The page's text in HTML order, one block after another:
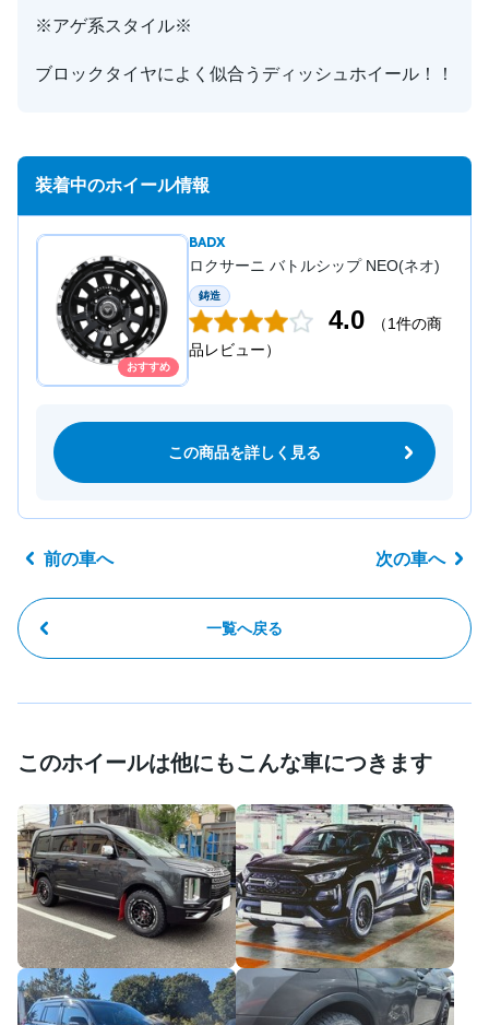
※アゲ系スタイル※
ブロックタイヤによく似合うディッシュホイール！！
装着中のホイール情報
おすすめ
BADX
ロクサーニ バトルシップ NEO(ネオ)
鋳造
4.0
（1件の商
品レビュー）
この商品を詳しく見る
前の車へ
一覧へ戻る
次の車へ
このホイールは他にもこんな車につきます